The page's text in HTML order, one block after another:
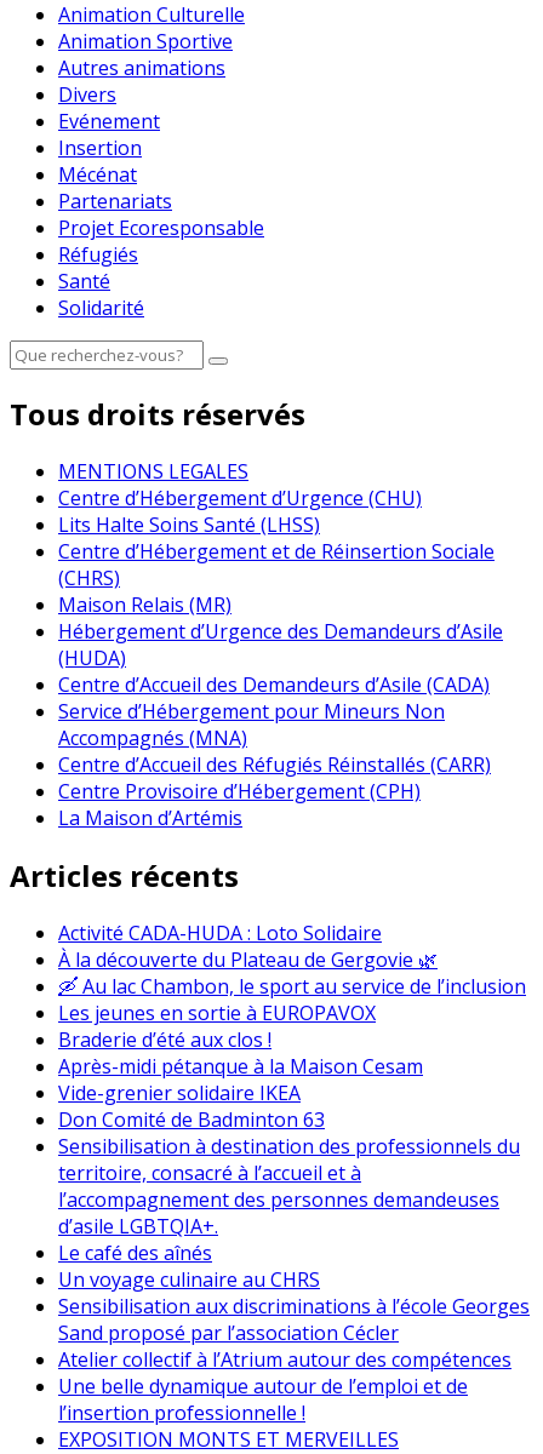
Animation Culturelle
Animation Sportive
Autres animations
Divers
Evénement
Insertion
Mécénat
Partenariats
Projet Ecoresponsable
Réfugiés
Santé
Solidarité
Tous droits réservés
MENTIONS LEGALES
Centre d’Hébergement d’Urgence (CHU)
Lits Halte Soins Santé (LHSS)
Centre d’Hébergement et de Réinsertion Sociale
(CHRS)
Maison Relais (MR)
Hébergement d’Urgence des Demandeurs d’Asile
(HUDA)
Centre d’Accueil des Demandeurs d’Asile (CADA)
Service d’Hébergement pour Mineurs Non
Accompagnés (MNA)
Centre d’Accueil des Réfugiés Réinstallés (CARR)
Centre Provisoire d’Hébergement (CPH)
La Maison d’Artémis
Articles récents
Activité CADA-HUDA : Loto Solidaire
À la découverte du Plateau de Gergovie 🌿
🛶 Au lac Chambon, le sport au service de l’inclusion
Les jeunes en sortie à EUROPAVOX
Braderie d’été aux clos !
Après-midi pétanque à la Maison Cesam
Vide-grenier solidaire IKEA
Don Comité de Badminton 63
Sensibilisation à destination des professionnels du
territoire, consacré à l’accueil et à
l’accompagnement des personnes demandeuses
d’asile LGBTQIA+.
Le café des aînés
Un voyage culinaire au CHRS
Sensibilisation aux discriminations à l’école Georges
Sand proposé par l’association Cécler
Atelier collectif à l’Atrium autour des compétences
Une belle dynamique autour de l’emploi et de
l’insertion professionnelle !
EXPOSITION MONTS ET MERVEILLES